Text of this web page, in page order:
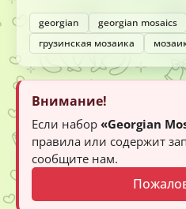
georgian georgian mosaics
грузинская мозаика
Внимание!
Если набор «Georgian
правила или содержит
сообщите нам.